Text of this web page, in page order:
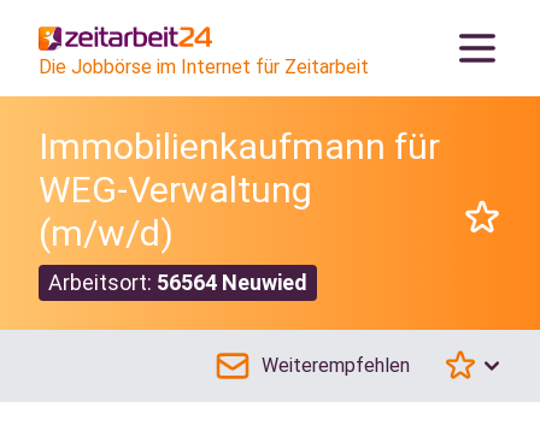
Die Jobbörse im Internet für Zeitarbeit
Immobilienkaufmann für
WEG-Verwaltung
(m/w/d)
Arbeitsort: 56564 Neuwied
Weiterempfehlen